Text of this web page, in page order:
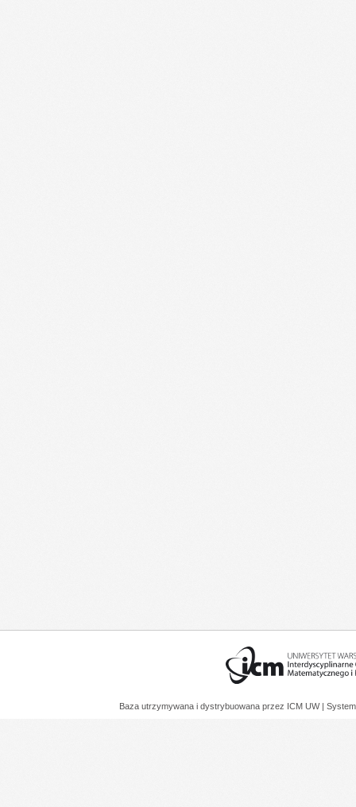
Baza utrzymywana i dystrybuowana przez ICM UW |